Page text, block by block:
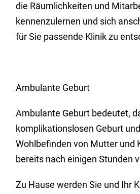
die Räumlichkeiten und
kennenzulernen und sich
für Sie passende Klinik zu
Ambulante Geburt
Ambulante Geburt bedeutet,
komplikationslosen Geburt
Wohlbefinden von Mutter und
bereits nach einigen Stunden
Zu Hause werden Sie und Ihr